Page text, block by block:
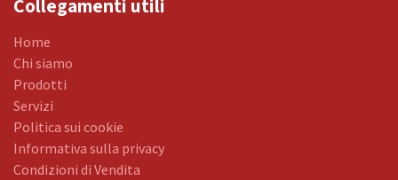
Collegamenti utili
Home
Chi siamo
Prodotti
Servizi
Politica sui cookie
Informativa sulla privacy
Condizioni di Vendita